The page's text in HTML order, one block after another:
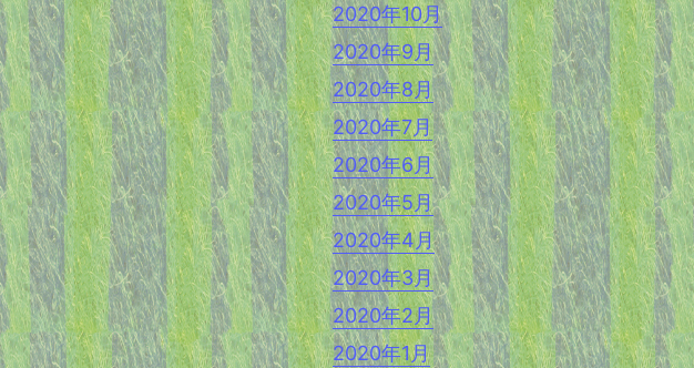
2020年10月
2020年9月
2020年8月
2020年7月
2020年6月
2020年5月
2020年4月
2020年3月
2020年2月
2020年1月